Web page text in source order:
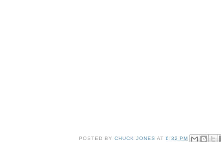
POSTED BYCHUCK JONESAT6:32 PM